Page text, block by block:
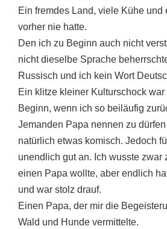
Ein fremdes Land, viele Kühe und
vorher nie hatte.
Den ich zu Beginn auch nicht
nicht dieselbe Sprache
Russisch und ich kein Wort
Ein klitze kleiner Kulturschock war
Beginn, wenn ich so beiläufig
Jemanden Papa nennen zu
natürlich etwas komisch. Jedoch
unendlich gut an. Ich wusste zwar
einen Papa wollte, aber endlich
und war stolz drauf.
Einen Papa, der mir die
Wald und Hunde vermittelte.